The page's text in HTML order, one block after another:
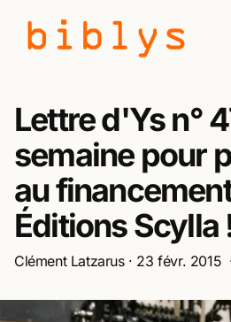
Lettre d'Ys n°
semaine pour
au
Éditions Scylla
Clément Latzarus· 23 févr. 2015